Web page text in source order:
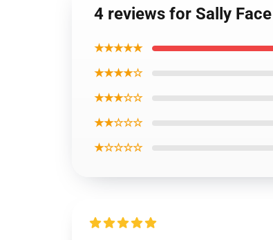
4 reviews for Sally
★★★★★
★★★★☆
★★★☆☆
★★☆☆☆
★☆☆☆☆